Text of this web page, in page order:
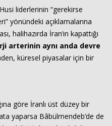
liderlerinin “gerekirse
yönündeki açıklamalarına
halihazırda İran’ın kapattığı
arterinin aynı anda devre
küresel piyasalar için bir
göre İranlı üst düzey bir
yaparsa Bâbülmendeb’de de